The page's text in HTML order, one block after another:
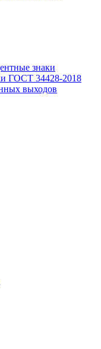
знаки
ГОСТ 34428-2018
выходов